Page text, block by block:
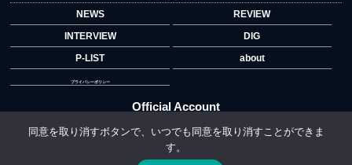
NEWS
REVIEW
INTERVIEW
DIG
P-LIST
about
プライバシーポリシー
Official Account
同意を取り消すボタンで、いつでも同意を取り消すことができま
す。